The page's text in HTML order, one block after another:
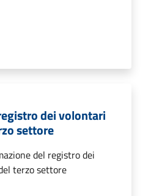
dei volontari
settore
del registro dei
terzo settore